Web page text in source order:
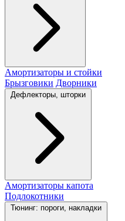
Амортизаторы и стойки
Брызговики Дворники
Дефлекторы, шторки
Амортизаторы капота
Подлокотники
Тюнинг: пороги, накладки